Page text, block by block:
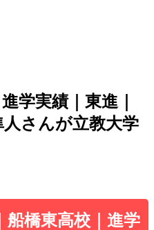
学実績｜東進｜
さんが立教大学
船橋東高校｜進学